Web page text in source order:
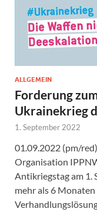
ALLGEMEIN
Forderung
Ukrainekrieg
1. September 2022
01.09.2022 (pm/
Organisation
Antikriegstag am 1.
mehr als 6